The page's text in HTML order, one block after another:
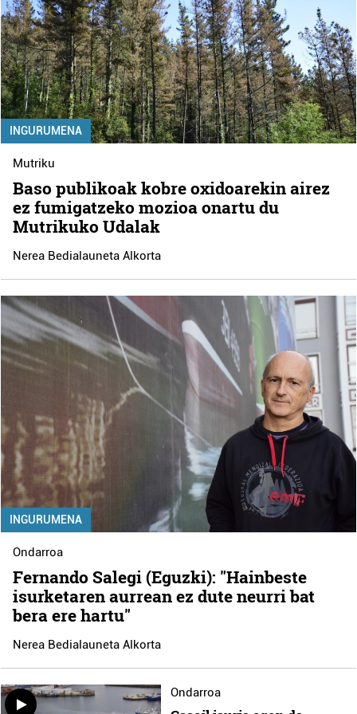
INGURUMENA
Mutriku
Baso publikoak kobre oxidoarekin airez
ez fumigatzeko mozioa onartu du
Mutrikuko Udalak
Nerea Bedialauneta Alkorta
INGURUMENA
Ondarroa
Fernando Salegi (Eguzki): "Hainbeste
isurketaren aurrean ez dute neurri bat
bera ere hartu"
Nerea Bedialauneta Alkorta
Ondarroa